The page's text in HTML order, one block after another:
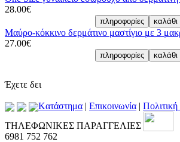
28.00€
Μαύρο-κόκκινο δερμάτινο μαστίγιο με 3
27.00€
Έχετε δει
Kατάστημα | Επικοινωνία |
ΤΗΛΕΦΩΝΙΚΕΣ ΠΑΡΑΓΓΕΛΙΕΣ
6981 752 762